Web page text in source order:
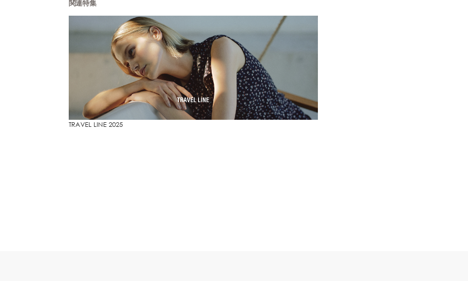
関連特集
TRAVEL LINE 2025